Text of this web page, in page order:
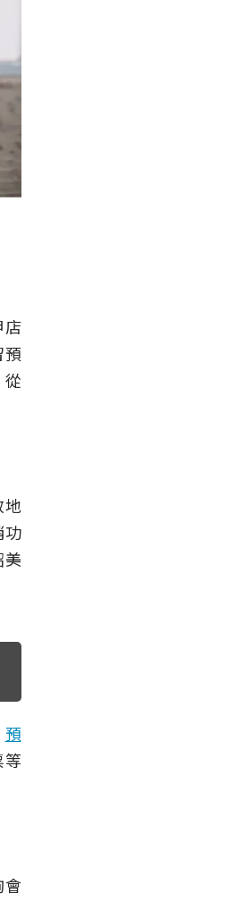
店
預
地
功
預
等
會